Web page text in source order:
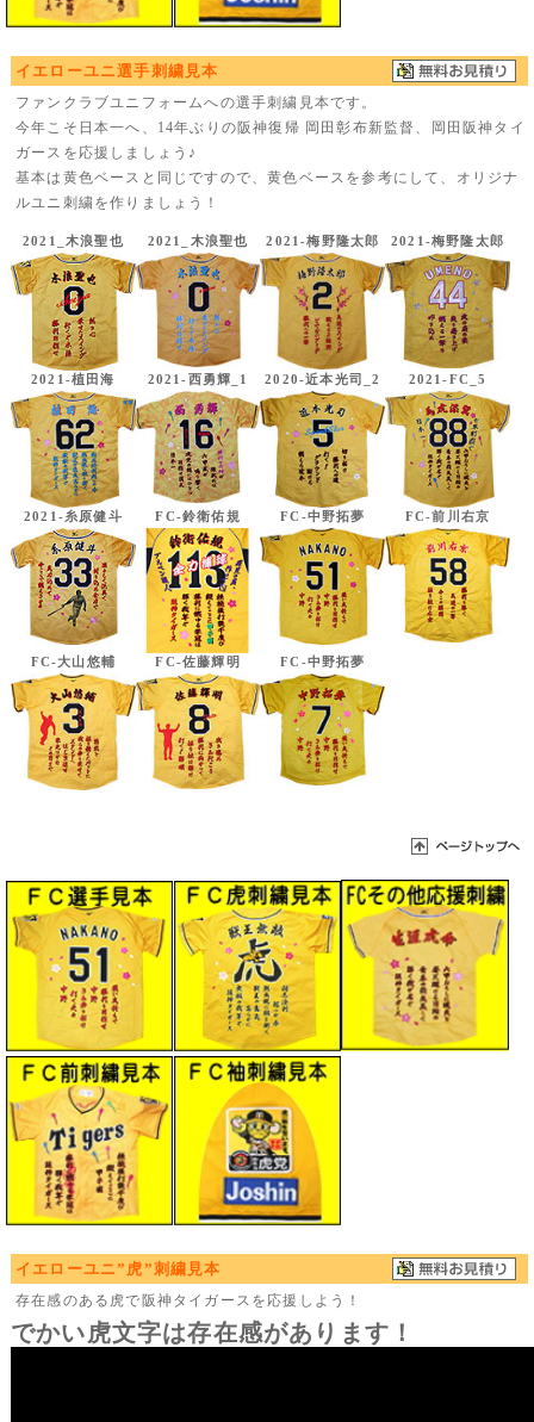
イエローユニ選手刺繍見本
ファンクラブユニフォームへの選手刺繍見本です。
今年こそ日本一へ、14年ぶりの阪神復帰 岡田彰布新監督、岡田阪神タイ
ガースを応援しましょう♪
基本は黄色ベースと同じですので、黄色ベースを参考にして、オリジナ
ルユニ刺繍を作りましょう！
2021_木浪聖也 2021_木浪聖也 2021-梅野隆太郎 2021-梅野隆太郎
2021-植田海 2021-西勇輝_1 2020-近本光司_2 2021-FC_5
2021-糸原健斗 FC-鈴衛佑規 FC-中野拓夢 FC-前川右京
FC-大山悠輔 FC-佐藤輝明 FC-中野拓夢
イエローユニ”虎”刺繍見本
存在感のある虎で阪神タイガースを応援しよう！
でかい虎文字は存在感があります！